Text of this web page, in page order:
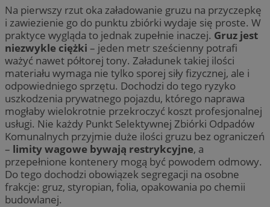
Na pierwszy rzut oka załadowanie gruzu na przyczepkę
i zawiezienie go do punktu zbiórki wydaje się proste. W
praktyce wygląda to jednak zupełnie inaczej. Gruz jest
niezwykle ciężki – jeden metr sześcienny potrafi
ważyć nawet półtorej tony. Załadunek takiej ilości
materiału wymaga nie tylko sporej siły fizycznej, ale i
odpowiedniego sprzętu. Dochodzi do tego ryzyko
uszkodzenia prywatnego pojazdu, którego naprawa
mogłaby wielokrotnie przekroczyć koszt profesjonalnej
usługi. Nie każdy Punkt Selektywnej Zbiórki Odpadów
Komunalnych przyjmie duże ilości gruzu bez ograniczeń
– limity wagowe bywają restrykcyjne, a
przepełnione kontenery mogą być powodem odmowy.
Do tego dochodzi obowiązek segregacji na osobne
frakcje: gruz, styropian, folia, opakowania po chemii
budowlanej.